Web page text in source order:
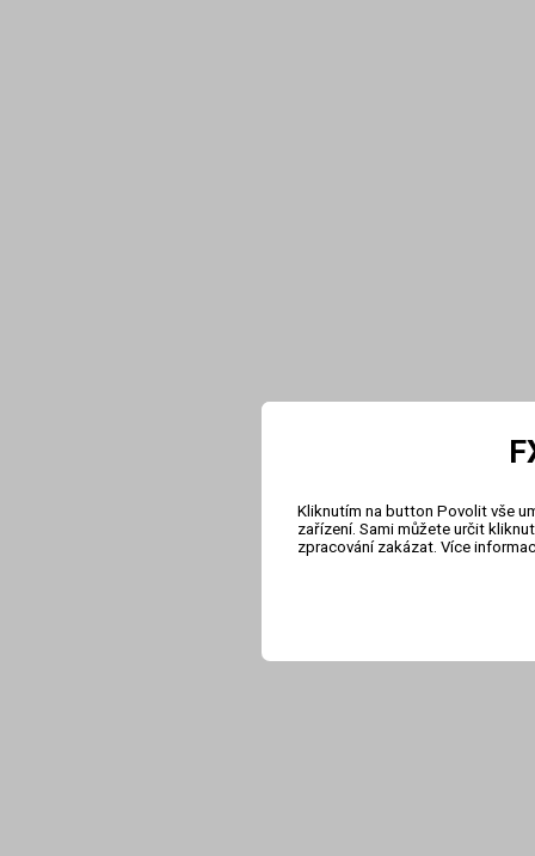
Kliknutím na button Povolit vše
zařízení. Sami můžete určit
zpracování zakázat. Více